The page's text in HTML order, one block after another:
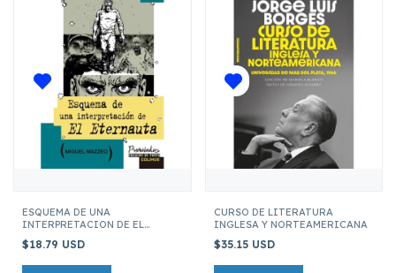
ESQUEMA DE UNA
INTERPRETACION DE EL
$18.79 USD
CURSO DE LITERATURA
INGLESA Y NORTEAMERICANA
$35.15 USD